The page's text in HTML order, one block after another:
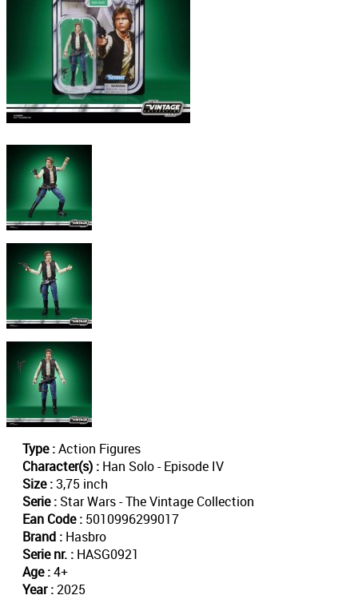
Display & Protection
T-Shirts
Market
Five Nights At Freddy's
Type :Action Figures
Character(s) : Han Solo - Episode IV
Size :3,75 inch
Serie : Star Wars - The Vintage Collection
Ean Code : 5010996299017
Brand : Hasbro
Serie nr. : HASG0921
Age :4+
Year :2025